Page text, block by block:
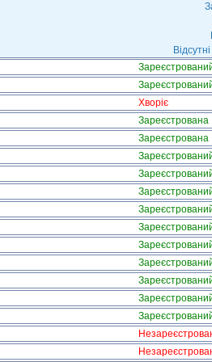
Хворіє
Зареєстрована
Зареєстрована